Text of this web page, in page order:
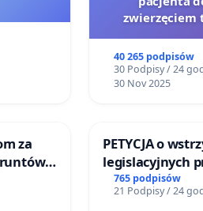
zwierzęciem
40 265 podpisów
30 Podpisy / 24
30 Nov 2025
za
PETYCJA o
legislacyjnych
narażających
765 podpisów
21 Podpisy / 24